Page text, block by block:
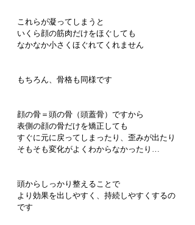
これらが凝ってしまうと
いくら顔の筋肉だけをほぐしても
なかなか小さくほぐれてくれません
もちろん、骨格も同様です
顔の骨＝頭の骨（頭蓋骨）ですから
表側の顔の骨だけを矯正しても
すぐに元に戻ってしまったり、歪みが出たり
そもそも変化がよくわからなかったり…
頭からしっかり整えることで
より効果を出しやすく、持続しやすくするの
です